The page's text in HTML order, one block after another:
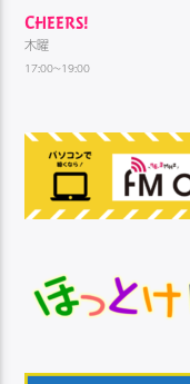
CHEERS!
木曜
17:00~19:00